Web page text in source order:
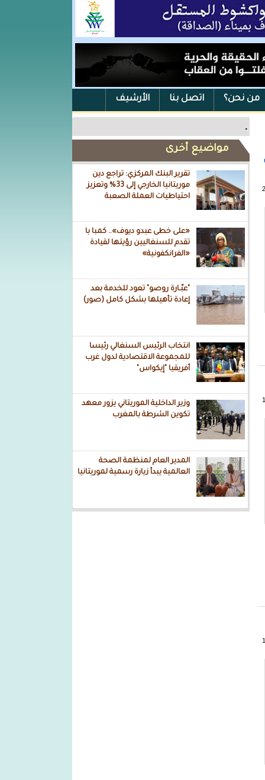
من نحن؟ اتصل بنا الأرشيف
.
مواضيع أخرى
تقرير البنك المركزي: تراجع دين
موريتانيا الخارجي إلى 33% وتعزيز
احتياطيات العملة الصعبة
«على خطى عبدو ديوف».. كمبا با
تقدم للسنغاليين رؤيتها لقيادة
«الفرانكفونية»
"عبّـارة روصو" تعود للخدمة بعد
إعادة تأهيلها بشكل كامل (صور)
انتخاب الرئيس السنغالي رئيسا
للمجموعة الاقتصادية لدول غرب
أفريقيا "إيكواس"
وزير الداخلية الموريتاني يزور معهد
تكوين الشرطة بالمغرب
المدير العام لمنظمة الصحة
العالمية يبدأ زيارة رسمية لموريتانيا